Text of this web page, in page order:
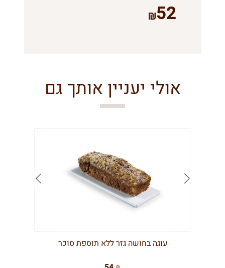
52
אולי יעניין אותך גם
עוגה בחושה גזר ללא תוספת סוכר